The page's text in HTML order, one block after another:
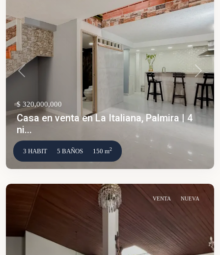
Anterior
$ 320,000,000
Casa en venta en La Italiana, Palmira | 4
ni...
3 HABIT 5 BAÑOS 150 m2
VENTA NUEVA